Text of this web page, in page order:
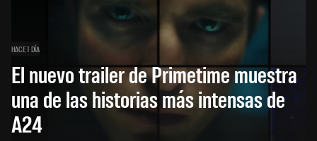
HACE 1 DÍA
El nuevo trailer de Primetime muestra
una de las historias más intensas de
A24